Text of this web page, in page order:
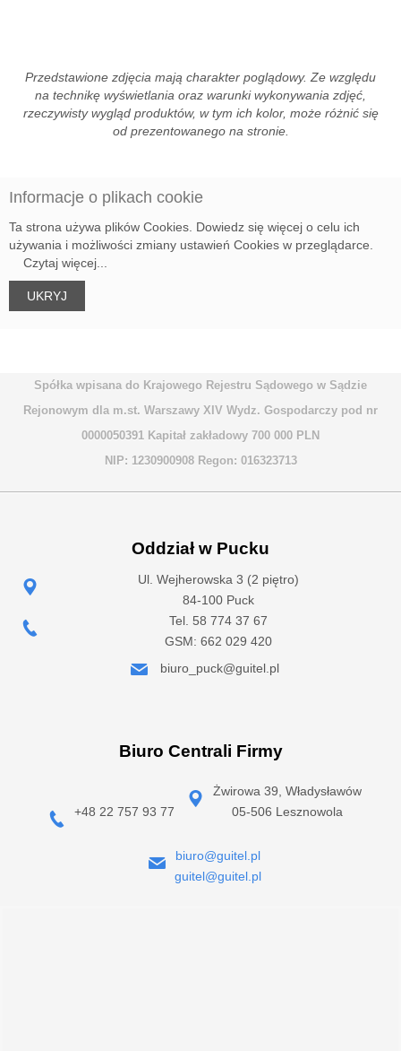
Przedstawione zdjęcia mają charakter poglądowy. Ze względu
na technikę wyświetlania oraz warunki wykonywania zdjęć,
rzeczywisty wygląd produktów, w tym ich kolor, może różnić się
od prezentowanego na stronie.
Informacje o plikach cookie
Ta strona używa plików Cookies. Dowiedz się więcej o celu ich
używania i możliwości zmiany ustawień Cookies w przeglądarce.
Czytaj więcej...
Spółka wpisana do Krajowego Rejestru Sądowego w Sądzie
Rejonowym dla m.st. Warszawy XIV Wydz. Gospodarczy pod nr
0000050391 Kapitał zakładowy 700 000 PLN
NIP: 1230900908 Regon: 016323713
Oddział w Pucku
Ul. Wejherowska 3 (2 piętro)
84-100 Puck
Tel. 58 774 37 67
GSM: 662 029 420
biuro_puck@guitel.pl
Biuro Centrali Firmy
+48 22 757 93 77
Żwirowa 39, Władysławów
05-506 Lesznowola
biuro@guitel.pl
guitel@guitel.pl